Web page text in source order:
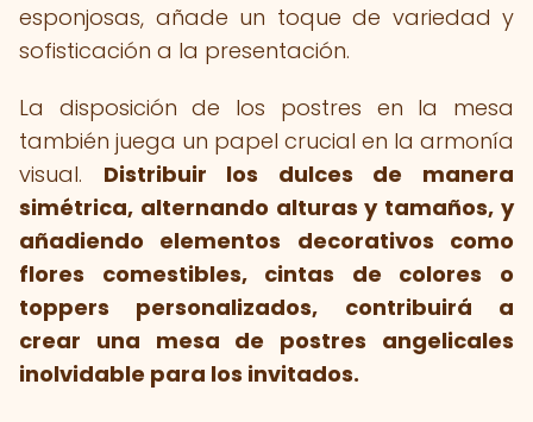
esponjosas, añade un toque de variedad y
sofisticación a la presentación.
La disposición de los postres en la mesa
también juega un papel crucial en la armonía
visual. Distribuir los dulces de manera
simétrica, alternando alturas y tamaños, y
añadiendo elementos decorativos como
flores comestibles, cintas de colores o
toppers personalizados, contribuirá a
crear una mesa de postres angelicales
inolvidable para los invitados.